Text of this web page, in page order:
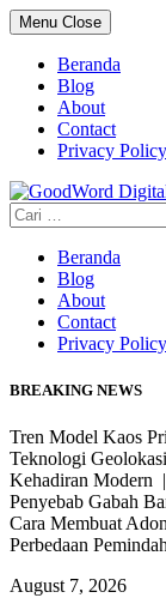
Skip
to
content
Menu Close
Beranda
Blog
About
Contact
Privacy Policy
Cari
untuk:
Beranda
Blog
About
Contact
Privacy Policy
BREAKING NEWS
Tren Model Kaos
Teknologi
Kehadiran Modern |
Penyebab Gabah
Cara Membuat
Perbedaan
August 7, 2026